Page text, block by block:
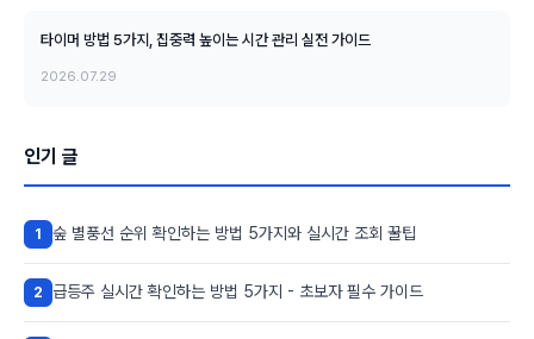
타이머 방법 5가지, 집중력 높이는 시간 관리 실전 가이드
2026.07.29
인기 글
1 숲 별풍선 순위 확인하는 방법 5가지와 실시간 조회 꿀팁
2 급등주 실시간 확인하는 방법 5가지 - 초보자 필수 가이드